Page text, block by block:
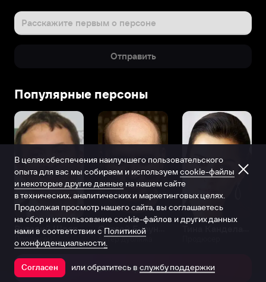
Расскажите первым о персоне
Отправить
Популярные персоны
Виталий Шляппо
Продюсер Актёр дубляжа
Открыть в приложении
В целях обеспечения наилучшего пользовательского
опыта для вас мы собираем и используем cookie-файлы
и некоторые другие данные на нашем сайте
в технических, аналитических и маркетинговых целях.
Продолжая просмотр нашего сайта, вы соглашаетесь
на сбор и использование cookie-файлов и других данных
нами в соответствии с Политикой
о конфиденциальности.
Согласен или обратитесь в службу поддержки